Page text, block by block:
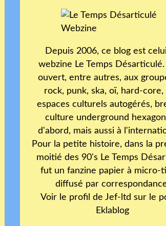
Depuis 2006, ce blog est
webzine Le Temps
ouvert, entre autres, aux
rock, punk, ska, oï, hard-core,
espaces culturels autogérés,
culture underground
d'abord, mais aussi à
Pour la petite histoire, dans la
moitié des 90's Le Temps
fut un fanzine papier à micro-
diffusé par
Voir le profil de Jef-ltd sur le
Eklablog